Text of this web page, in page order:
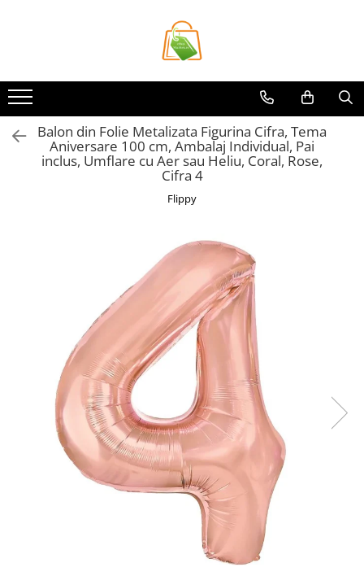
Casa si Bricolaj
Accesorii Birou si Consumabile
Articole pentru Animale
Articole pentru baie
Genti Termoizolante Mancare
Organizatoare si Depozitare
Organizatoare si Depozitare
Pahare, Sticle si Cani
Ustensile pentru Bucătărie
Ustensile pentru Bucătărie
Veselă pentru Masă
Articole pentru Casa si Curatenie
Accesorii Ingrijire Casa
Balon din Folie Metalizata Figurina Cifra, Tema
Aniversare 100 cm, Ambalaj Individual, Pai
inclus, Umflare cu Aer sau Heliu, Coral, Rose,
Cifra 4
Flippy